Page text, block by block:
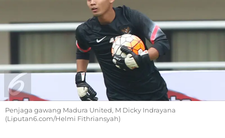
Penjaga gawang Madura United, M Dicky Indrayana
(Liputan6.com/Helmi Fithriansyah)